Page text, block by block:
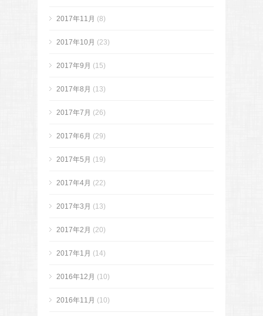
2017年11月 (8)
2017年10月 (23)
2017年9月 (15)
2017年8月 (13)
2017年7月 (26)
2017年6月 (29)
2017年5月 (19)
2017年4月 (22)
2017年3月 (13)
2017年2月 (20)
2017年1月 (14)
2016年12月 (10)
2016年11月 (10)